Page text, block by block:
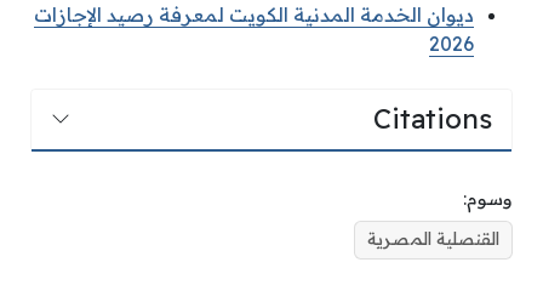
ديوان الخدمة المدنية الكويت لمعرفة رصيد الإجازات
2026
Citations
وسوم:
القنصلية المصرية